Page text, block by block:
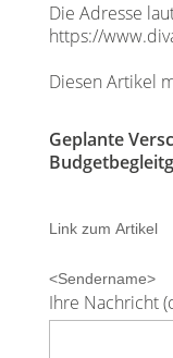
Die Adresse
https://
Diesen Artikel
Geplante
Link zum Artikel
<Sendername>
Ihre Nachricht